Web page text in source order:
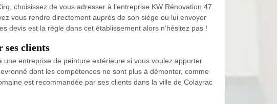
choisissez de vous adresser à l’entreprise KW Rénovation 47.
vous rendre directement auprès de son siège ou lui envoyer
devis est la règle dans cet établissement alors n’hésitez pas !
ses clients
entreprise de peinture extérieure si vous voulez apporter
dont les compétences ne sont plus à démonter, comme
est recommandée par ses clients dans la ville de Colayrac